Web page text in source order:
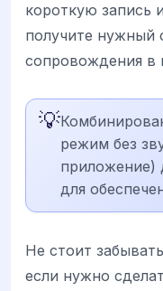
короткую запись
получите нужный
сопровождения в
💡
режим без
приложение)
для
Не стоит
если нужно